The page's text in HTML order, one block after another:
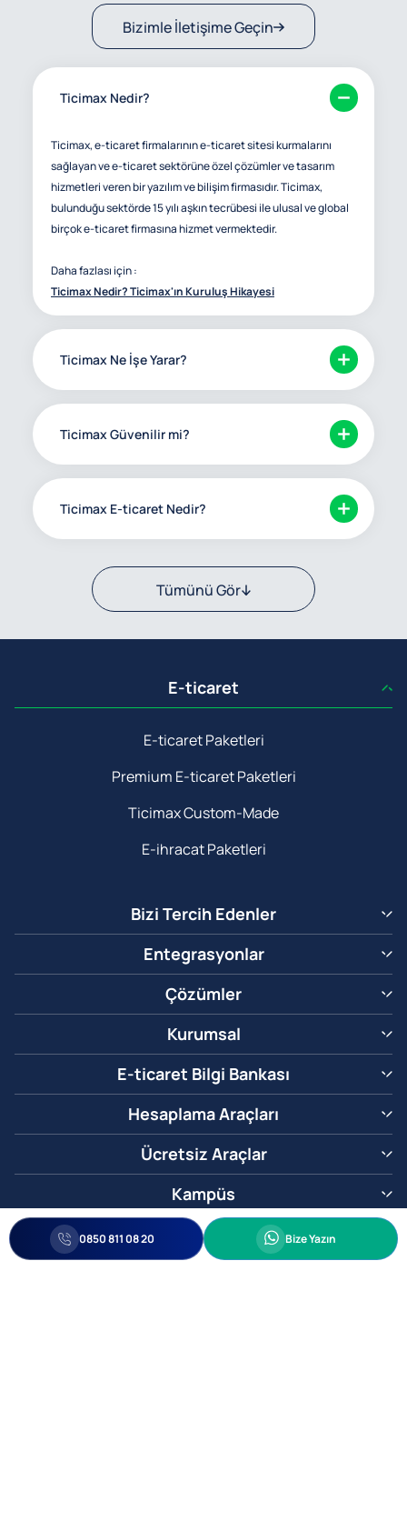
Bizimle İletişime Geçin
Ticimax Nedir?
Ticimax, e-ticaret firmalarının e-ticaret sitesi kurmalarını
sağlayan ve e-ticaret sektörüne özel çözümler ve tasarım
hizmetleri veren bir yazılım ve bilişim firmasıdır. Ticimax,
bulunduğu sektörde 15 yılı aşkın tecrübesi ile ulusal ve global
birçok e-ticaret firmasına hizmet vermektedir.
Daha fazlası için :
Ticimax Nedir? Ticimax'ın Kuruluş Hikayesi
Ticimax Ne İşe Yarar?
Ticimax Güvenilir mi?
Ticimax E-ticaret Nedir?
Tümünü Gör
E-ticaret
E-ticaret Paketleri
Premium E-ticaret Paketleri
Ticimax Custom-Made
E-ihracat Paketleri
Bizi Tercih Edenler
Entegrasyonlar
Çözümler
Kurumsal
E-ticaret Bilgi Bankası
Hesaplama Araçları
Ücretsiz Araçlar
Kampüs
0850 811 08 20 Whatsapp
Bize Yazın
0850 811 08 20